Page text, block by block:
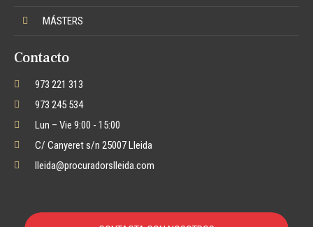
MÁSTERS
Contacto
973 221 313
973 245 534
Lun – Vie 9:00 - 15:00
C/ Canyeret s/n 25007 Lleida
lleida@procuradorslleida.com